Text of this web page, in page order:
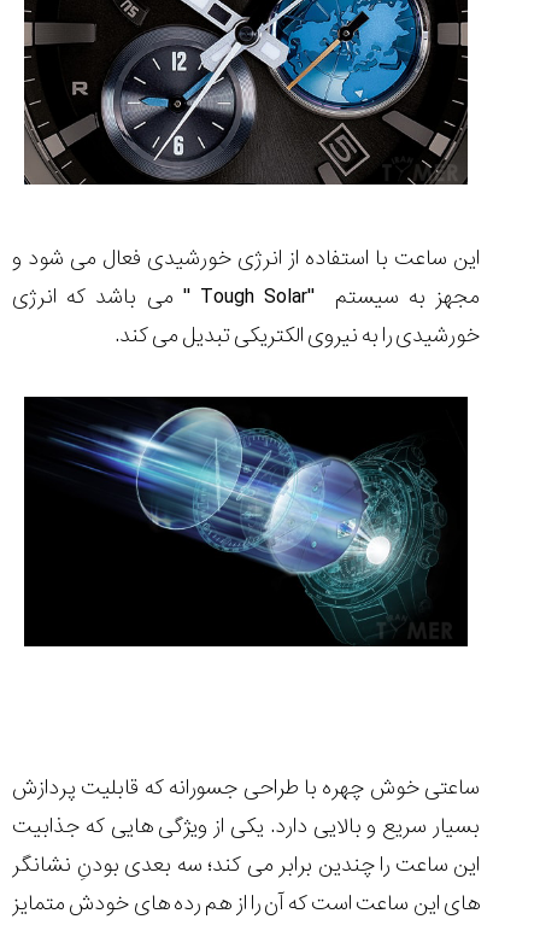
این ساعت با استفاده از انرژی خورشیدی فعال می شود و
مجهز به سیستم
'' Tough Solar'' می باشد که انرژی
خورشیدی را به نیروی الکتریکی تبدیل می کند.
ساعتی خوش چهره با طراحی جسورانه که قابلیت پردازش
بسیار سریع و بالایی دارد. یکی از ویژگی هایی که جذابیت
این ساعت را چندین برابر می کند؛ سه بعدی بودنِ نشانگر
های این ساعت است که آن را از هم رده های خودش متمایز